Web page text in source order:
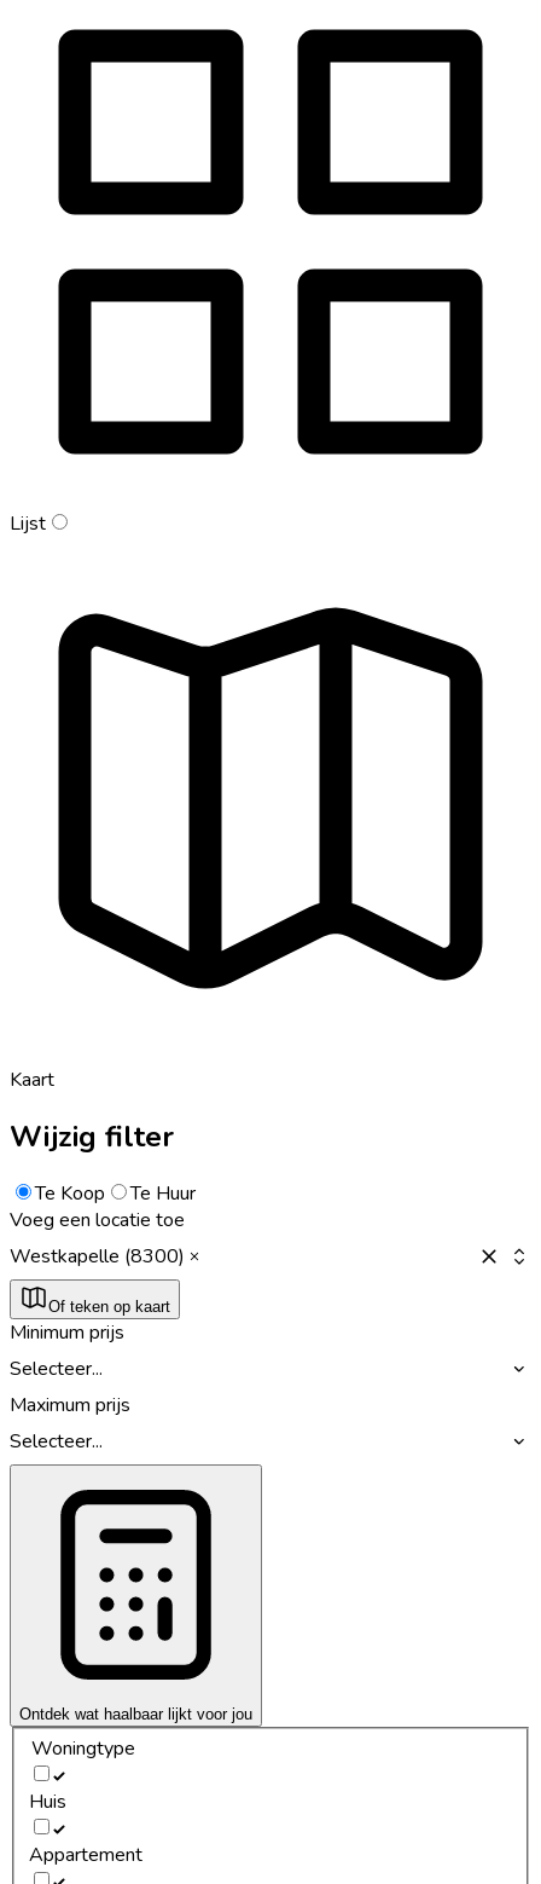
Lijst
Kaart
Wijzig filter
Te Koop
Te Huur
Voeg een locatie toe
Westkapelle (8300)
Of teken op kaart
Minimum prijs
Selecteer...
Maximum prijs
Selecteer...
Ontdek wat haalbaar lijkt voor jou
Woningtype
Huis
Appartement